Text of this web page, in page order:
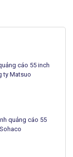
cáo 55 inch
ty Matsuo
quảng cáo 55